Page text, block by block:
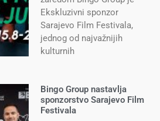
Ekskluzivni sponzor
Sarajevo Film Festivala,
jednog od najvažnijih
kulturnih
Bingo Group nastavlja
sponzorstvo Sarajevo Film
Festivala